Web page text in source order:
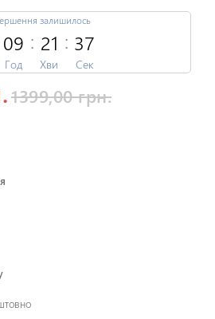
залишилось
09
Год
21
Хви
36
Сек
1399,00 грн.